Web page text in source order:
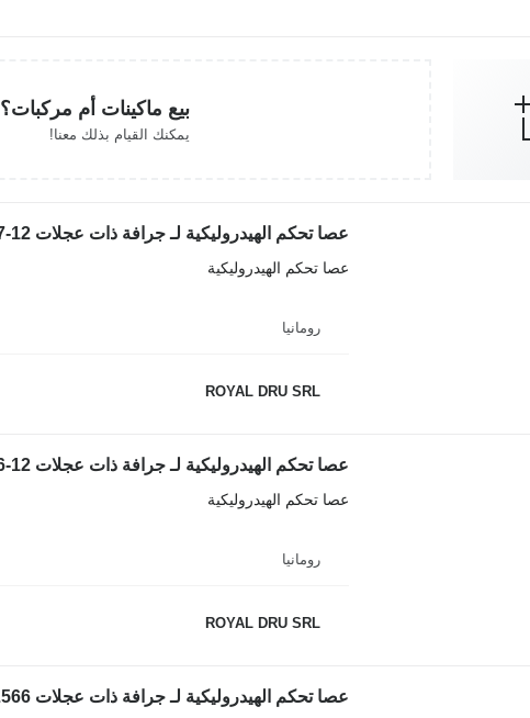
بيع ماكينات أم مركبات؟
يمكنك القيام بذلك معنا!
عصا تحكم الهيدروليكية لـ جرافة ذات عجلات Liebherr L507-12
عصا تحكم الهيدروليكية
رومانيا
ROYAL DRU SRL
عصا تحكم الهيدروليكية لـ جرافة ذات عجلات Liebherr L506-12
عصا تحكم الهيدروليكية
رومانيا
ROYAL DRU SRL
عصا تحكم الهيدروليكية لـ جرافة ذات عجلات Liebherr L566